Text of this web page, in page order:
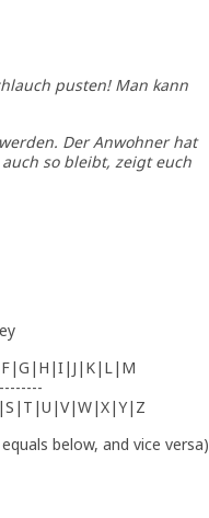
pusten! Man kann
Der Anwohner hat
so bleibt, zeigt euch
below, and vice versa)